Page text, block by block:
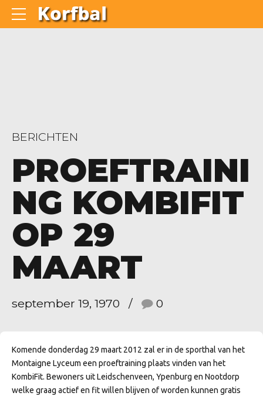
BERICHTEN
PROEFTRAINI
NG KOMBIFIT
OP 29
MAART
september 19, 1970 0
Komende donderdag 29 maart 2012 zal er in de sporthal van het
Montaigne Lyceum een proeftraining plaats vinden van het
KombiFit. Bewoners uit Leidschenveen, Ypenburg en Nootdorp
welke graag actief en fit willen blijven of worden kunnen gratis